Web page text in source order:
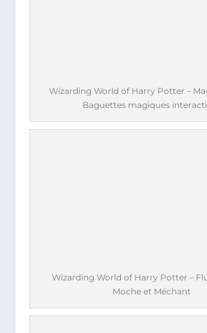
Wizarding World of Harry Potter –
Baguettes magiques
Wizarding World of Harry Potter –
Moche et Méchant